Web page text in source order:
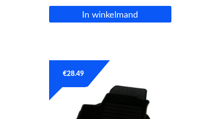
In winkelmand
€28.49